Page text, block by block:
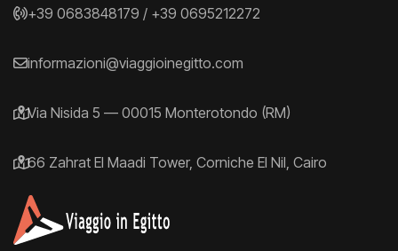
+39 0683848179 / +39 0695212272
informazioni@viaggioinegitto.com
Via Nisida 5 — 00015 Monterotondo (RM)
66 Zahrat El Maadi Tower, Corniche El Nil, Cairo